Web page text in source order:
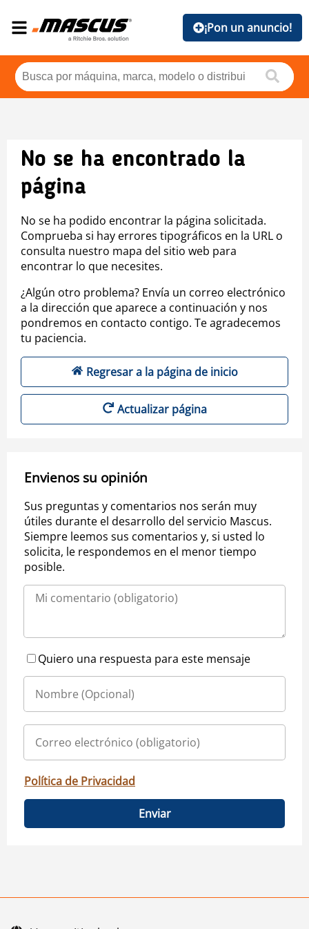
¡Pon un anuncio!
No se ha encontrado la
página
No se ha podido encontrar la página solicitada.
Comprueba si hay errores tipográficos en la URL o
consulta nuestro mapa del sitio web para
encontrar lo que necesites.
¿Algún otro problema? Envía un correo electrónico
a la dirección que aparece a continuación y nos
pondremos en contacto contigo. Te agradecemos
tu paciencia.
Regresar a la página de inicio
Actualizar página
Envienos su opinión
Sus preguntas y comentarios nos serán muy
útiles durante el desarrollo del servicio Mascus.
Siempre leemos sus comentarios y, si usted lo
solicita, le respondemos en el menor tiempo
posible.
Quiero una respuesta para este mensaje
Política de Privacidad
Enviar